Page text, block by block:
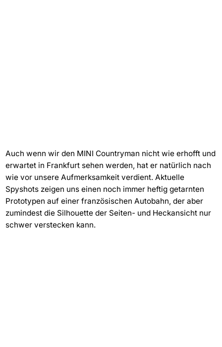
Auch wenn wir den MINI Countryman nicht wie erhofft und
erwartet in Frankfurt sehen werden, hat er natürlich nach
wie vor unsere Aufmerksamkeit verdient. Aktuelle
Spyshots zeigen uns einen noch immer heftig getarnten
Prototypen auf einer französischen Autobahn, der aber
zumindest die Silhouette der Seiten- und Heckansicht nur
schwer verstecken kann.